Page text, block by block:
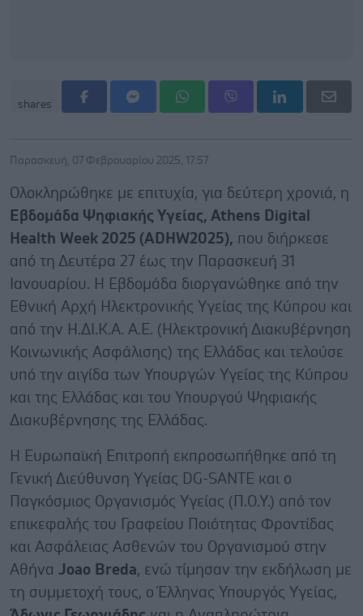
shares
Παρασκευή, 07 Φεβρουαρίου 2025, 17:57
Oλοκληρώθηκε με επιτυχία, για δεύτερη χρονιά, η
Εβδομάδα Ψηφιακής Υγείας, Athens Digital
Health Week 2025 (ADHW2025), που διήρκεσε
από τη Δευτέρα 27 έως την Παρασκευή 31
Ιανουαρίου. Η Εβδομάδα διοργανώθηκε από την
Εθνική Αρχή Ηλεκτρονικής Υγείας της Κύπρου και
από την Η.ΔΙ.Κ.Α. A.E. (Ηλεκτρονική Διακυβέρνηση
Κοινωνικής Ασφάλισης) της Ελλάδας και τελούσε
υπό την αιγίδα των Υπουργών Υγείας της Κύπρου
και της Ελλάδας και του Υπουργού Ψηφιακής
Διακυβέρνησης της Ελλάδας.
Η Ευρωπαϊκή Επιτροπή εκπροσωπήθηκε από τη
Γενική Διεύθυνση Υγείας DG-SANTE και ο
Παγκόσμιος Οργανισμός Υγείας (Π.Ο.Υ.) από τον
επικεφαλής του Γραφείου Ποιότητας Φροντίδας
και Ασφάλειας Ασθενών του Οργανισμού στην
Αθήνα Joao Breda, ενώ τίμησαν την εκδήλωση με
τη συμμετοχή τους, ο Έλληνας Υπουργός Υγείας,